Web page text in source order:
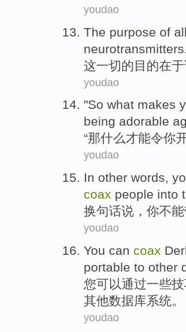
youdao
The purpose of all
neurotransmitters
这一切的目的在于
youdao
"So what makes
being adorable
“那什么才能令你
youdao
In other words,
coax people into
换句话说， 你不能
youdao
You can coax
portable to other
您可以通过一些
其他数据库系统。
youdao